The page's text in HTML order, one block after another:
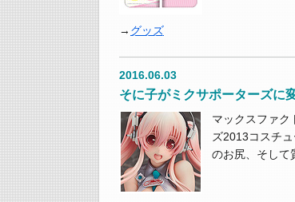
グッズ
2016.06.03
そに子がミクサポーターズに
マックスファク
ズ2013コスチ
のお尻、そして